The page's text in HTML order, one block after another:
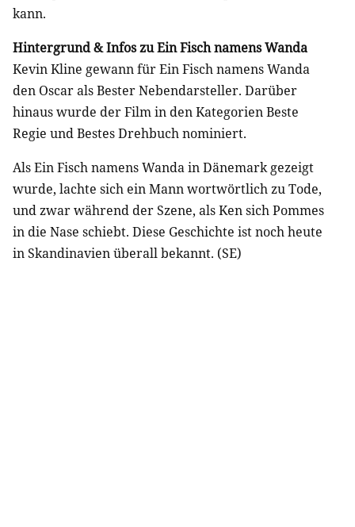
kann.
Hintergrund & Infos zu Ein Fisch namens Wanda
Kevin Kline gewann für Ein Fisch namens Wanda
den Oscar als Bester Nebendarsteller. Darüber
hinaus wurde der Film in den Kategorien Beste
Regie und Bestes Drehbuch nominiert.
Als Ein Fisch namens Wanda in Dänemark gezeigt
wurde, lachte sich ein Mann wortwörtlich zu Tode,
und zwar während der Szene, als Ken sich Pommes
in die Nase schiebt. Diese Geschichte ist noch heute
in Skandinavien überall bekannt. (SE)